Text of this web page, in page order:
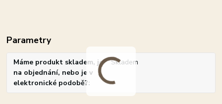
Parametry
Máme produkt skladem, je
na objednání, nebo je v
elektronické podobě?
Skladem